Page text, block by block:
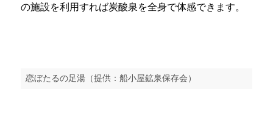
の施設を利用すれば炭酸泉を全身で体感できます。
恋ぼたるの足湯（提供：船小屋鉱泉保存会）